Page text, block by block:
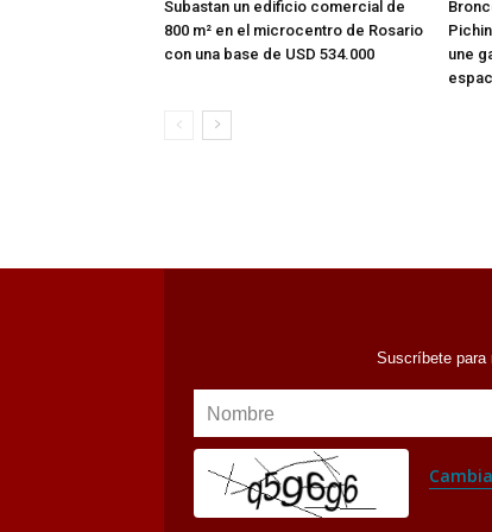
800 m² en el microcentro de Rosario
con una base de USD 534.000
une
Suscríbete
Nombre